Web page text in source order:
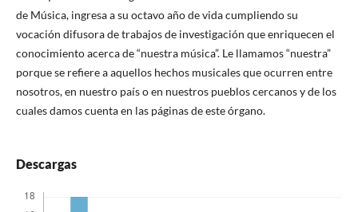
de Música, ingresa a su octavo año de vida cumpliendo su
vocación difusora de trabajos de investigación que enriquecen el
conocimiento acerca de “nuestra música”. Le llamamos “nuestra”
porque se refiere a aquellos hechos musicales que ocurren entre
nosotros, en nuestro país o en nuestros pueblos cercanos y de los
cuales damos cuenta en las páginas de este órgano.
Descargas